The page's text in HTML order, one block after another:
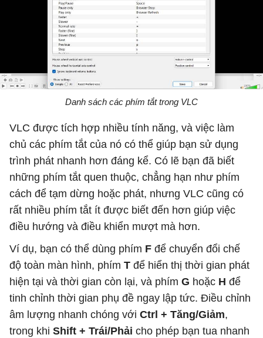
Danh sách các phím tắt trong VLC
VLC được tích hợp nhiều tính năng, và việc làm
chủ các phím tắt của nó có thể giúp bạn sử dụng
trình phát nhanh hơn đáng kể. Có lẽ bạn đã biết
những phím tắt quen thuộc, chẳng hạn như phím
cách để tạm dừng hoặc phát, nhưng VLC cũng có
rất nhiều phím tắt ít được biết đến hơn giúp việc
điều hướng và điều khiển mượt mà hơn.
Ví dụ, bạn có thể dùng phím F để chuyển đổi chế
độ toàn màn hình, phím T để hiển thị thời gian phát
hiện tại và thời gian còn lại, và phím G hoặc H để
tinh chỉnh thời gian phụ đề ngay lập tức. Điều chỉnh
âm lượng nhanh chóng với Ctrl + Tăng/Giảm,
trong khi Shift + Trái/Phải cho phép bạn tua nhanh